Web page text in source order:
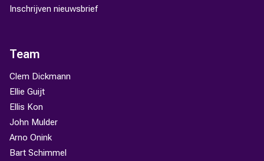
Inschrijven nieuwsbrief
Team
Clem Dickmann
Ellie Guijt
Ellis Kon
John Mulder
Arno Onink
Bart Schimmel